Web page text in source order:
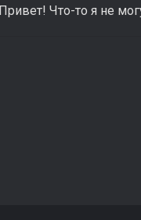
Привет! Что-то я не